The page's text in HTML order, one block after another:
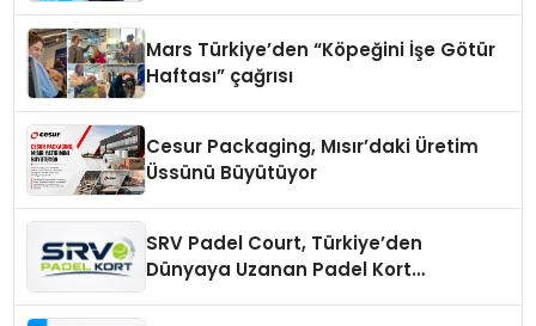
Mars Türkiye’den “Köpeğini İşe Götür
Haftası” çağrısı
Cesur Packaging, Mısır’daki Üretim
Üssünü Büyütüyor
SRV Padel Court, Türkiye’den
Dünyaya Uzanan Padel Kort